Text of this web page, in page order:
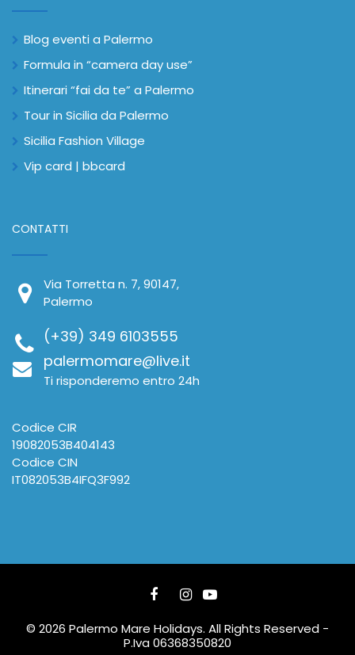
Blog eventi a Palermo
Formula in “camera day use”
Itinerari “fai da te” a Palermo
Tour in Sicilia da Palermo
Sicilia Fashion Village
Vip card | bbcard
CONTATTI
Via Torretta n. 7, 90147,
Palermo
(+39) 349 6103555
palermomare@live.it
Ti risponderemo entro 24h
Codice CIR
19082053B404143
Codice CIN
IT082053B4IFQ3F992
© 2026 Palermo Mare Holidays. All Rights Reserved -
P.Iva 06368350820